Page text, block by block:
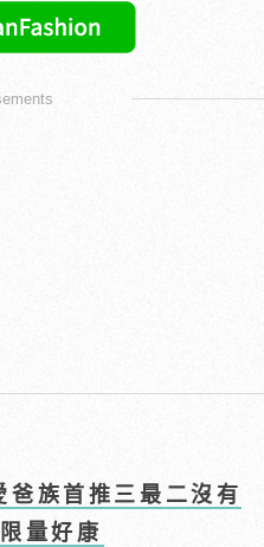
爸族首推三最二沒有
量好康